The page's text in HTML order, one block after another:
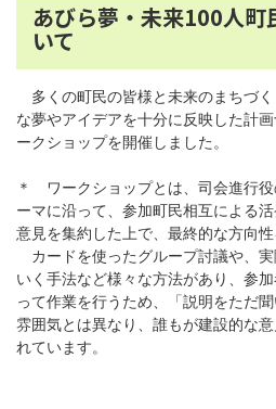
あびら夢・未来100人町
いて
多くの町民の皆様と未来のまちづ
な夢やアイデアを十分に反映した計
ークショップを開催しました。
＊ ワークショップとは、司会進行
ーマに沿って、参加町民相互による
意見を集約した上で、最終的な方向性
カードを使ったグループ討議や、
いく手法など様々な方法があり、参
って作業を行うため、「説明をただ
雰囲気とは異なり、誰もが建設的な
れています。